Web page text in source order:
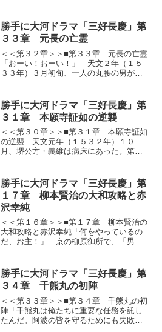
る。「２番は誰だ？」「俺だよ、美濃吉
だよ・・・」「ああ、美濃吉か...
勝手に大河ドラマ「三好長慶」第
３３章 元長の亡霊
＜＜第３２章＞＞■第３３章 元長の亡霊
「おーい！おーい！」 天文２年（１５
３３年）３月初旬、一人の丸腰の男が、
者か？」 赤井方の兵はいぶかしんだ。
「俺は細川高国の弟の晴...
勝手に大河ドラマ「三好長慶」第
３１章 本願寺証如の逆襲
＜＜第３０章＞＞■第３１章 本願寺証如
の逆襲 天文元年（１５３２年）１０
月、堺公方・義維は病床にあった。第２
が、中風（脳卒中）の発作が突然出て、
果たせず、三好政長らに引...
勝手に大河ドラマ「三好長慶」第
１７章 柳本賢治の大和攻略と赤
沢幸純
＜＜第１６章＞＞■第１７章 柳本賢治の
大和攻略と赤沢幸純「何をやっているの
だ、お主！」 京の柳原御所で、「男は
荒げた。「何だ？どうした？」 胤光の
怒声を聞いて、加地為利...
勝手に大河ドラマ「三好長慶」第
３４章 千熊丸の初陣
＜＜第３３章＞＞■第３４章 千熊丸の初
陣「千熊丸は俺たちに重要な任務を託し
たんだ。阿波の皆を守るためにも失敗は